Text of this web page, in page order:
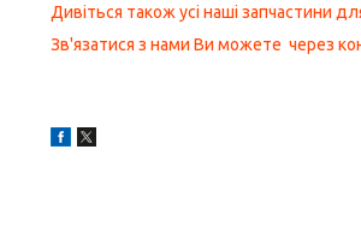
Дивіться також усі наші запчастини
Зв'язатися з нами Ви можете через